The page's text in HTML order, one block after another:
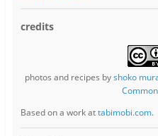
credits
photos and recipes byshoko
Based on a work attabimobi.com.